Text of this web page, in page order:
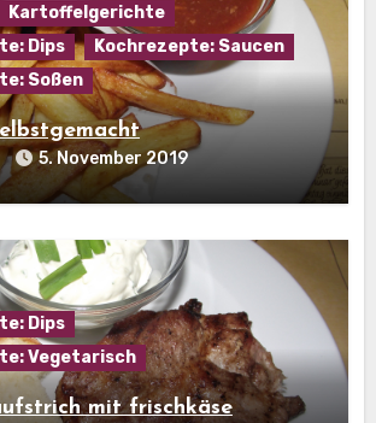
Kartoffelgerichte
Dips
Kochrezepte: Saucen
Soßen
5. November 2019
Dips
Vegetarisch
mit frischkäse